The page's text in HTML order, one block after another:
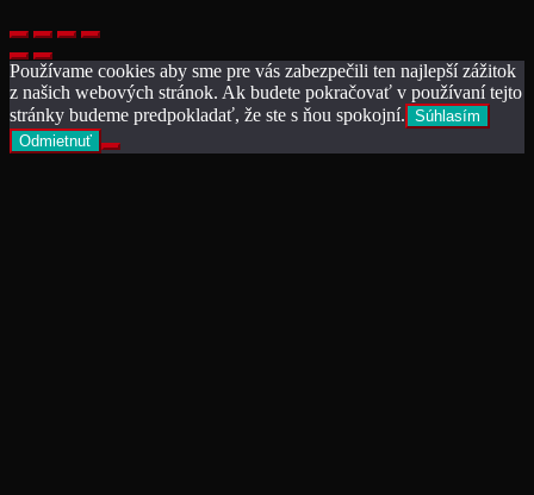
Používame cookies aby sme pre vás zabezpečili ten najlepší zážitok
z našich webových stránok. Ak budete pokračovať v používaní tejto
stránky budeme predpokladať, že ste s ňou spokojní. Súhlasím
Odmietnuť